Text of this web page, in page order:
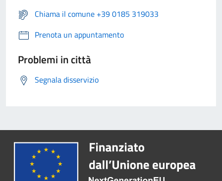
Chiama il comune +39 0185 319033
Prenota un appuntamento
Problemi in città
Segnala disservizio